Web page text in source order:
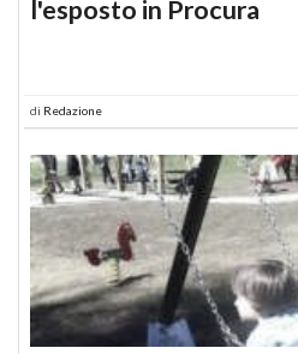
l'esposto in Procura
di Redazione